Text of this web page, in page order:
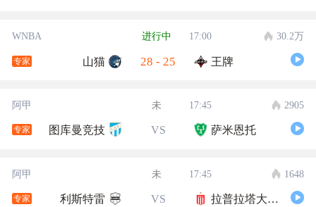
WNBA 进行中 17:00 30.2万
专家 山猫 28 - 25 王牌
阿甲 未 17:45 2905
专家 图库曼竞技 VS 萨米恩托
阿甲 未 17:45 1648
专家 利斯特雷 VS 拉普拉塔大学生